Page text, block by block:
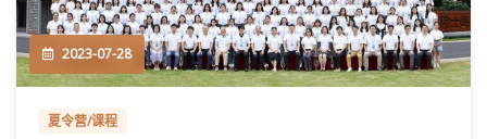
2023-07-28
夏令营/课程